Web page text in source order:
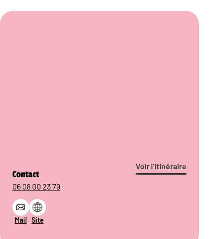
Voir l’itinéraire
Contact
06 08 00 23 79
Mail Site